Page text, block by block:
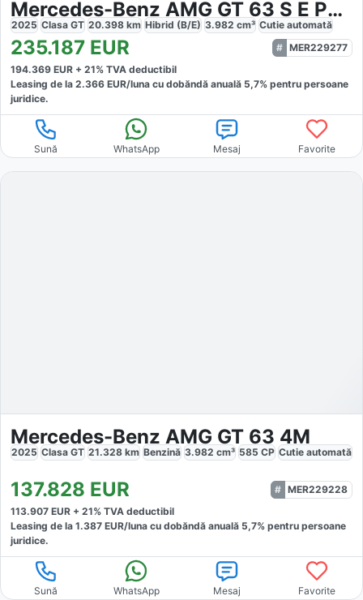
Mercedes-Benz AMG GT 63 S E Performance Keramisch
2025 Clasa GT 20.398 km Hibrid (B/E) 3.982 cm³ Cutie automată
235.187 EUR
MER229277
194.369 EUR + 21% TVA deductibil
Leasing de la 2.366 EUR/luna cu dobăndă anuală 5,7% pentru persoane
juridice.
Sună WhatsApp Mesaj Favorite
Mercedes-Benz AMG GT 63 4M
2025 Clasa GT 21.328 km Benzină 3.982 cm³ 585 CP Cutie automată
137.828 EUR
MER229228
113.907 EUR + 21% TVA deductibil
Leasing de la 1.387 EUR/luna cu dobăndă anuală 5,7% pentru persoane
juridice.
Sună WhatsApp Mesaj Favorite